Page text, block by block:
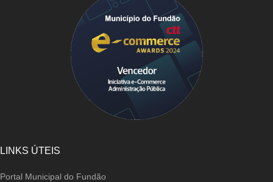
LINKS ÚTEIS
Portal Municipal do Fundão